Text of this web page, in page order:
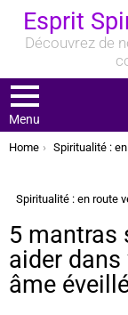
Esprit
Découvrez de
Menu
You are here:
Home Spiritualité : en route vers la
Spiritualité : en route
5 mantras
aider dans
âme